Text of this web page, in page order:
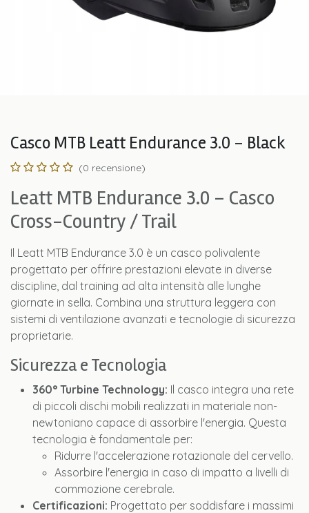
Casco MTB Leatt Endurance 3.0 - Black
(0 recensione)
Leatt MTB Endurance 3.0 – Casco
Cross-Country / Trail
Il Leatt MTB Endurance 3.0 è un casco polivalente
progettato per offrire prestazioni elevate in diverse
discipline, dal training ad alta intensità alle lunghe
giornate in sella. Combina una struttura leggera con
sistemi di ventilazione avanzati e tecnologie di sicurezza
proprietarie.
Sicurezza e Tecnologia
360° Turbine Technology: Il casco integra una rete
di piccoli dischi mobili realizzati in materiale non-
newtoniano capace di assorbire l'energia. Questa
tecnologia è fondamentale per:
Ridurre l'accelerazione rotazionale del cervello.
Assorbire l'energia in caso di impatto a livelli di
commozione cerebrale.
Certificazioni: Progettato per soddisfare i massimi